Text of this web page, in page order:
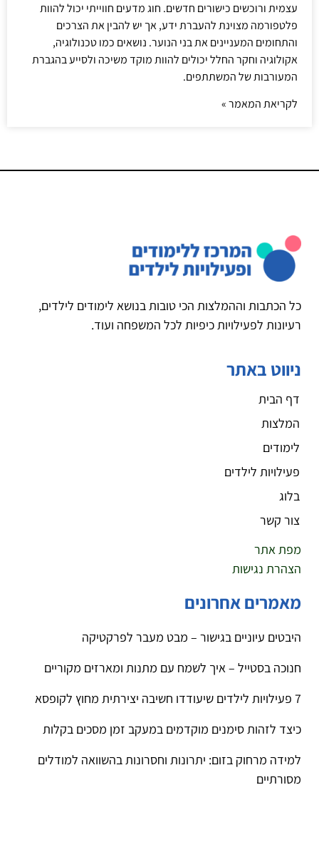
עצמית ורוכשים כישורים חדשים. חוג מדעים חווייתי יכול להוות
פלטפורמה מצוינת להעברת ידע, אך יש להבין את הצרכים
והתחומים המעניינים את בני הנוער. נושאים כמו טכנולוגיה,
אקולוגיה וחקר החלל יכולים להוות מוקד משיכה ולסייע בהגברת
המעורבות של המשתתפים.
לקריאת המאמר »
כל הכתבות וההמלצות הכי טובות בנושא לימודים לילדים,
רעיונות לפעילויות כיפיות לכל המשפחה ועוד.
ניווט באתר
דף הבית
המלצות
לימודים
פעילויות לילדים
בלוג
צור קשר
מפת אתר
הצהרת נגישות
מאמרים אחרונים
היבטים עיוניים בגישור – מבט מעבר לפרקטיקה
חנוכה בסטייל – איך לשמח עם מתנות ומארזים מקוריים
7 פעילויות לילדים שיעודדו חשיבה יצירתית מחוץ לקופסא
כיצד לזהות סימנים מוקדמים במעקב זמן מסכים בקלות
למידה מרחוק בזום: יתרונות וחסרונות בהשוואה למודלים
מסורתיים